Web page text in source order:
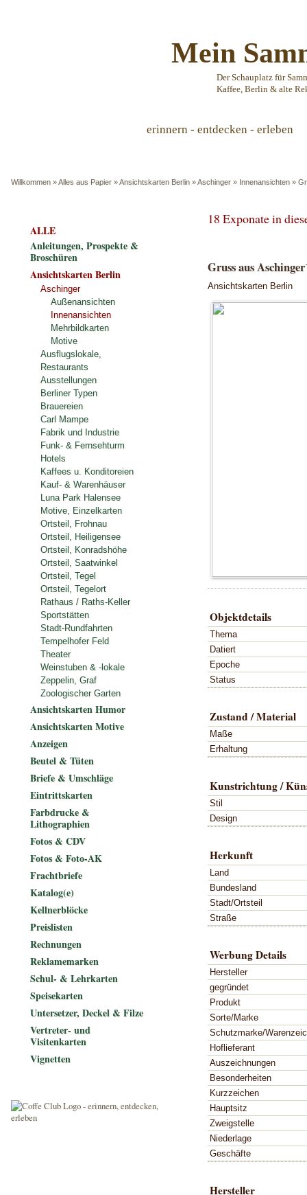
Mein
Der Schauplatz für
Kaffee, Berlin & alte
erinnern - entdecken - erleben
Willkommen »Alles aus Papier »Ansichtskarten Berlin »Aschinger » Innenansichten »
18 Exponate in
Gruss aus
Ansichtskarten Berlin
Objektdetails
Thema
Datiert
Epoche
Status
Zustand / Material
Maße
Erhaltung
Kunstrichtung /
Stil
Design
Herkunft
Land
Bundesland
Stadt/Ortsteil
Straße
Werbung Details
Hersteller
gegründet
Produkt
Sorte/Marke
Schutzmarke/
Hoflieferant
Auszeichnungen
Besonderheiten
Kurzzeichen
Hauptsitz
Zweigstelle
Niederlage
Geschäfte
Hersteller
ALLE
Anleitungen, Prospekte &
Broschüren
Ansichtskarten Berlin
Aschinger
Außenansichten
Innenansichten
Mehrbildkarten
Motive
Ausflugslokale,
Restaurants
Ausstellungen
Berliner Typen
Brauereien
Carl Mampe
Fabrik und Industrie
Funk- & Fernsehturm
Hotels
Kaffees u. Konditoreien
Kauf- & Warenhäuser
Luna Park Halensee
Motive, Einzelkarten
Ortsteil, Frohnau
Ortsteil, Heiligensee
Ortsteil, Konradshöhe
Ortsteil, Saatwinkel
Ortsteil, Tegel
Ortsteil, Tegelort
Rathaus / Raths-Keller
Sportstätten
Stadt-Rundfahrten
Tempelhofer Feld
Theater
Weinstuben & -lokale
Zeppelin, Graf
Zoologischer Garten
Ansichtskarten Humor
Ansichtskarten Motive
Anzeigen
Beutel & Tüten
Briefe & Umschläge
Eintrittskarten
Farbdrucke &
Lithographien
Fotos & CDV
Fotos & Foto-AK
Frachtbriefe
Katalog(e)
Kellnerblöcke
Preislisten
Rechnungen
Reklamemarken
Schul- & Lehrkarten
Speisekarten
Untersetzer, Deckel & Filze
Vertreter- und
Visitenkarten
Vignetten